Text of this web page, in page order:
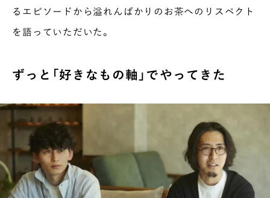
るエピソードから溢れんばかりのお茶へのリスペクト
を語っていただいた。
ずっと「好きなもの軸」でやってきた